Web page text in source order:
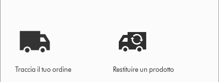
Traccia il tuo ordine Restituire un prodotto